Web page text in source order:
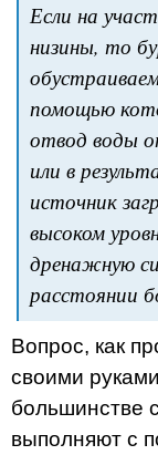
Если на
низины, то
помощью
отвод воды
или в
источник
высоком
дренажную
расстоянии
Вопрос, как
своими
большинстве
выполняют с